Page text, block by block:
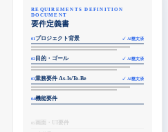
REQUIREMENTS DEFINITION
DOCUMENT
要件定義書
01プロジェクト背景 ✓ AI整文済
02 目的・ゴール ✓ AI整文済
03業務要件 As-Is/To-Be ✓ AI整文済
04機能要件
05 画面・UI要件